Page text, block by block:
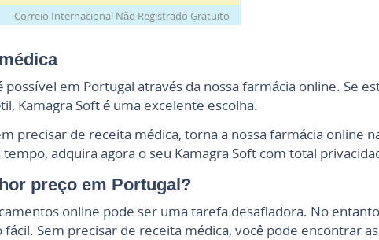
Correio Internacional Não Registrado Gratuito
em Portugal através da nossa farmácia online. Se
Kamagra Soft é uma excelente escolha.
precisar de receita médica, torna a nossa farmácia online
adquira agora o seu Kamagra Soft com total
preço em Portugal?
online pode ser uma tarefa desafiadora. No
Sem precisar de receita médica, você pode encontrar